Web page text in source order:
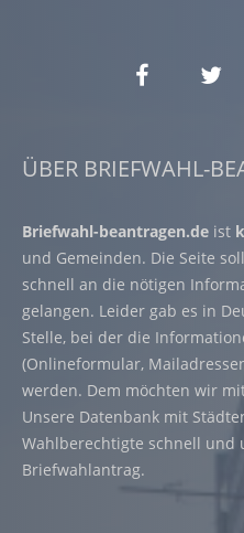
ÜBER BRIEFWAHL-
Briefwahl-beantragen.de ist
und Gemeinden. Die Seite
schnell an die nötigen
gelangen. Leider gab es in
Stelle, bei der die
(Onlineformular,
werden. Dem möchten wir
Unsere Datenbank mit
Wahlberechtigte schnell und
Briefwahlantrag.